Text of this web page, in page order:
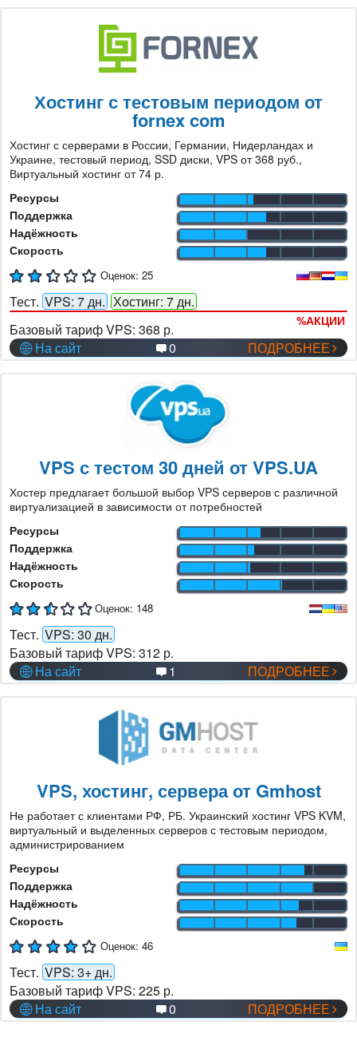
Хостинг с тестовым периодом от
fornex com
Хостинг с серверами в России, Германии, Нидерландах и
Украине, тестовый период, SSD диски, VPS от 368 руб.,
Виртуальный хостинг от 74 р.
Ресурсы
Поддержка
Надёжность
Скорость
Оценок: 25
Тест. VPS: 7 дн. Хостинг: 7 дн.
АКЦИИ
%
Базовый тариф VPS: 368 р.
На сайт
0 ПОДРОБНЕЕ
VPS с тестом 30 дней от VPS.UA
Хостер предлагает большой выбор VPS серверов с различной
виртуализацией в зависимости от потребностей
Ресурсы
Поддержка
Надёжность
Скорость
Оценок: 148
Тест. VPS: 30 дн.
Базовый тариф VPS: 312 р.
На сайт
1 ПОДРОБНЕЕ
VPS, хостинг, сервера от Gmhost
Не работает с клиентами РФ, РБ. Украинский хостинг VPS KVM,
виртуальный и выделенных серверов с тестовым периодом,
администрированием
Ресурсы
Поддержка
Надёжность
Скорость
Оценок: 46
Тест. VPS: 3+ дн.
Базовый тариф VPS: 225 р.
На сайт
0 ПОДРОБНЕЕ